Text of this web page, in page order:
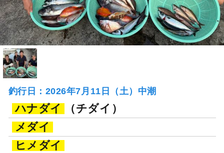
釣行日：2026年7月11日（土）中潮
ハナダイ
（チダイ）
メダイ
ヒメダイ